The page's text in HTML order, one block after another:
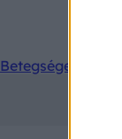
Betegségek A-Z